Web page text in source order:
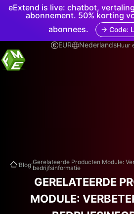
eExtend is live: chatbot,
abonnement. 50% korting
abonnees.
→ Code:
EUR
NederlandsHuur
.Blog.Gerelateerde Producten Module:
bedrijfsinformatie
GERELATEERDE
MODULE: